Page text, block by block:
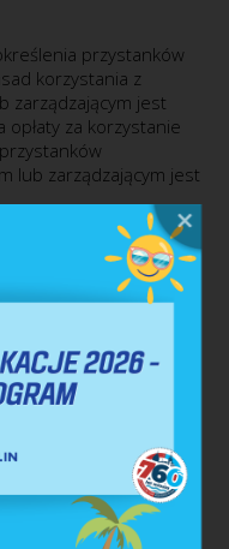
przystanków
korzystania z
zarządzającym jest
za korzystanie
lub zarządzającym jest
za gospodarowanie
worek o określonej
odpadów
na której nie
komunalne
przez Gminę
w sprawie
własnego Gminy
odpadów
Gminy Miasto